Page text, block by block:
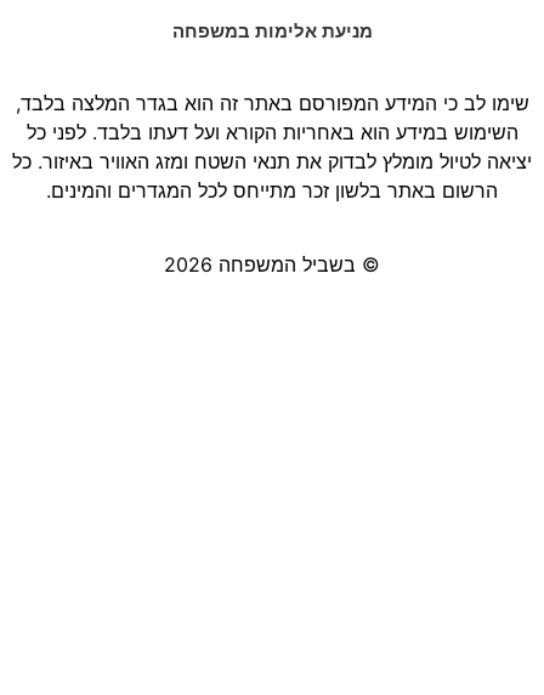
מניעת אלימות במשפחה
שימו לב כי המידע המפורסם באתר זה הוא בגדר המלצה בלבד,
השימוש במידע הוא באחריות הקורא ועל דעתו בלבד. לפני כל
יציאה לטיול מומלץ לבדוק את תנאי השטח ומזג האוויר באיזור. כל
הרשום באתר בלשון זכר מתייחס לכל המגדרים והמינים.
© בשביל המשפחה 2026